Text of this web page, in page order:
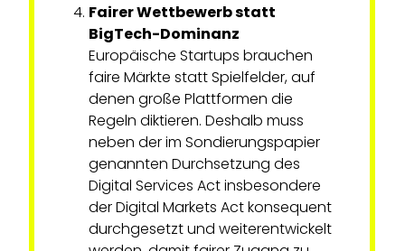
Fairer Wettbewerb statt
BigTech-Dominanz
Europäische Startups brauchen
faire Märkte statt Spielfelder, auf
denen große Plattformen die
Regeln diktieren. Deshalb muss
neben der im Sondierungspapier
genannten Durchsetzung des
Digital Services Act insbesondere
der Digital Markets Act konsequent
durchgesetzt und weiterentwickelt